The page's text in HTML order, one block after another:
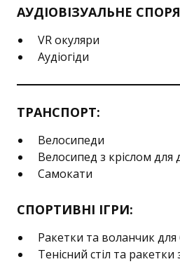
АУДІОВІЗУАЛЬНЕ
VR окуляри
Аудіогіди
ТРАНСПОРТ:
Велосипеди
Велосипед з кріслом для
Самокати
СПОРТИВНІ ІГРИ:
Ракетки та воланчик для
Тенісний стіл та ракетки